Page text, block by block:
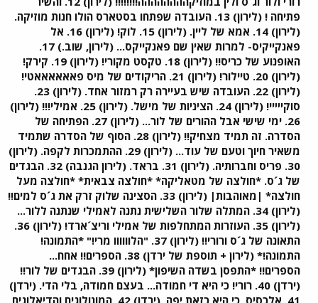
פתיחה ! (לירון) 13. העובדה שפתחו בסטארס הולו חנות מוזיקה.
(לירון) 14. אמא של ליין. (לירון) 15. לוק! (לירון) 16. אל
פאנקייקיס- למרות שאין שם פאנקייקס... (לירון, שוב.) 17.
האופנוע של כריס!! (לירון) 18. טקסט מקורי! (לירון) 19. קירק!
(לירון) 20. טיילור! (לירון) 21. הריקודים של מיס פאאאאאאטי!
(לירון) 22. העובדה שיש בעיירה רק רמזור אחד. (לירון) 23.
סוקייייי! (לירון) 24. הציניות של מישל. (לירון) 25. אמילי!!! (לירון)
26. ימי שישי אבל ההורים של לור... (לירון) 27. הפתיחה של
הסדרה. זה תמיד מצחיק!! (לירון) 28. הסוף של הסדרה שתמיד
משאיר חיוך וטעם של עוד... (לירון) 29. ההתמכרות לקפה. (לירון)
30. פריס וחברותיה. (לירון) 31. בראד. (לירון הגנבה) 32. הבגדים
של ג´ס. *חולצה של מטאליקה* *חולצה צבאית* *חולצה מעל
חולצה* |מאוהבות| (לירון) 33. הסצינה שלוק זרק את ג´ס למים!!
(לירון) 34. המתלה שלור השלישית נתנה לאמילי שנתנה ללור...
(לירון) 35. העוזרות המתחלפות של אמילי וריצ´ארד! (לירון) 36.
התאונה של ג´ס ורורי!! (לירון) 37. "הלוווווו מרי!" *התמונה!
התמונה!* (לירון + תוספת של ירדן) 38. הספרים!! אחח...
הספרים!! *התפסן בשדה השיפון* (לירון) 39. הבגדים של לור!!
(ירדן) 40. רורי! כי היא די חמודה... בעצם חמודה, בלי הדי. (ירדן)
41. אלכסיס, כי היא כזאת יפה. (ירדן) 42. המונולוגים והדיאלוגים